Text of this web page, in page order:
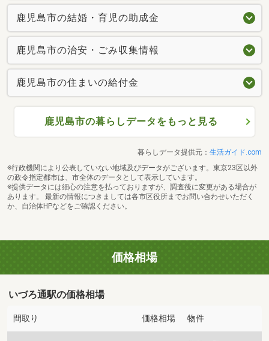
鹿児島市の結婚・育児の助成金
鹿児島市の治安・ごみ収集情報
鹿児島市の住まいの給付金
鹿児島市の暮らしデータをもっと見る
暮らしデータ提供元： 生活ガイド.com
※行政機関により公表していない地域及びデータがございます。東京23区以外
の政令指定都市は、市全体のデータとして表示しています。
※提供データには細心の注意を払っておりますが、調査後に変更がある場合が
あります。 最新の情報につきましては各市区役所までお問い合わせいただく
か、自治体HPなどをご確認ください。
価格相場
いづろ通駅の価格相場
間取り 価格相場 物件